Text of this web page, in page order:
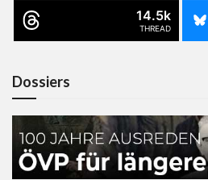
14.5k
THREAD
Dossiers